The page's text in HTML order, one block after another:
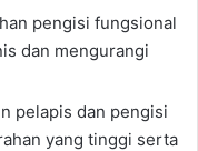
pengisi fungsional
dan mengurangi
pelapis dan pengisi
yang tinggi serta